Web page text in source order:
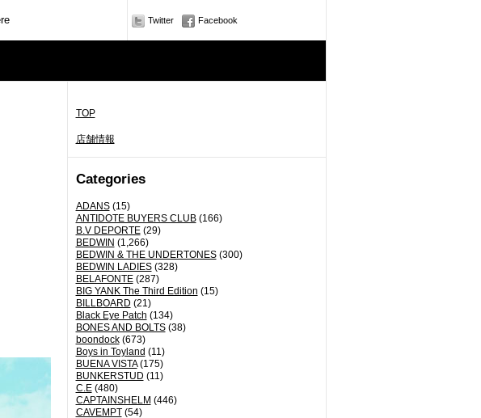
Twitter Facebook
TOP
店舗情報
Categories
ADANS(15)
ANTIDOTE BUYERS CLUB(166)
B.V DEPORTE(29)
BEDWIN (1,266)
BEDWIN & THE UNDERTONES(300)
BEDWIN LADIES(328)
BELAFONTE(287)
BIG YANK The Third Edition (15)
BILLBOARD (21)
Black Eye Patch (134)
BONES AND BOLTS(38)
boondock(673)
Boys in Toyland (11)
BUENA VISTA(175)
BUNKERSTUD (11)
C.E(480)
CAPTAINSHELM (446)
CAVEMPT(54)